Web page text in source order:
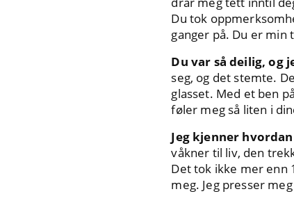
Du tok
ganger på. Du er
Du var så deilig, og
seg, og det stemte.
glasset. Med et ben
føler meg så liten i
Jeg kjenner
våkner til liv, den
Det tok ikke mer enn
meg. Jeg presser